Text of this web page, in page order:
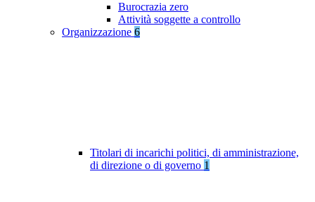
Burocrazia zero
Attività soggette a controllo
Organizzazione 6
Titolari di incarichi politici, di amministrazione,
di direzione o di governo 1